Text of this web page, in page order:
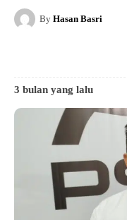
By Hasan Basri
3 bulan yang lalu